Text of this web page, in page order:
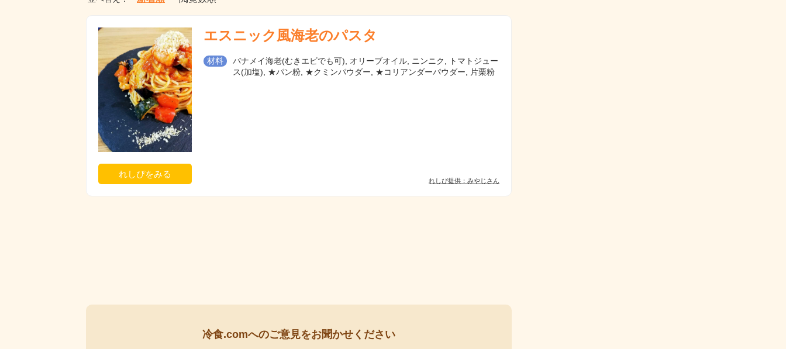
れしぴをみる
エスニック風海老のパスタ
材料
バナメイ海老(むきエビでも可), オリーブオイル, ニンニク, トマトジュー
ス(加塩), ★パン粉, ★クミンパウダー, ★コリアンダーパウダー, 片栗粉
れしぴ提供：みやじさん
冷食.comへのご意見をお聞かせください